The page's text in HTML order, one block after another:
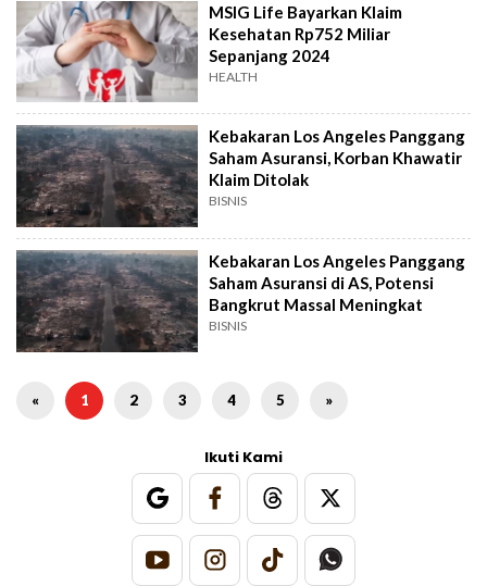
MSIG Life Bayarkan Klaim
Kesehatan Rp752 Miliar
Sepanjang 2024
HEALTH
Kebakaran Los Angeles Panggang
Saham Asuransi, Korban Khawatir
Klaim Ditolak
BISNIS
Kebakaran Los Angeles Panggang
Saham Asuransi di AS, Potensi
Bangkrut Massal Meningkat
BISNIS
« 1 2 3 4 5 »
Ikuti Kami